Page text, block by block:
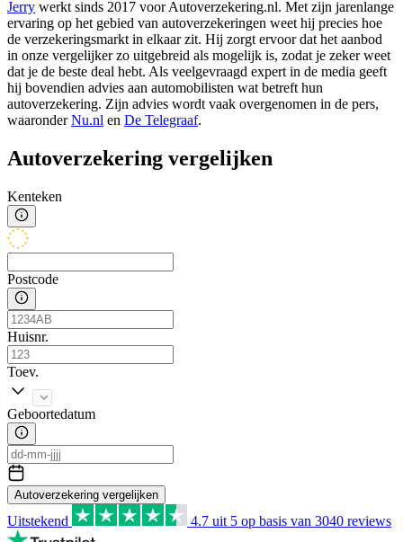
Jerry werkt sinds 2017 voor Autoverzekering.nl. Met zijn jarenlange
ervaring op het gebied van autoverzekeringen weet hij precies hoe
de verzekeringsmarkt in elkaar zit. Hij zorgt ervoor dat het aanbod
in onze vergelijker zo uitgebreid als mogelijk is, zodat je zeker weet
dat je de beste deal hebt. Als veelgevraagd expert in de media geeft
hij bovendien advies aan automobilisten wat betreft hun
autoverzekering. Zijn advies wordt vaak overgenomen in de pers,
waaronderNu.nl en De Telegraaf.
Autoverzekering vergelijken
Kenteken
Postcode
Huisnr.
Toev.
Geboortedatum
Autoverzekering vergelijken
Uitstekend 4.7 uit 5 op basis van 3040 reviews